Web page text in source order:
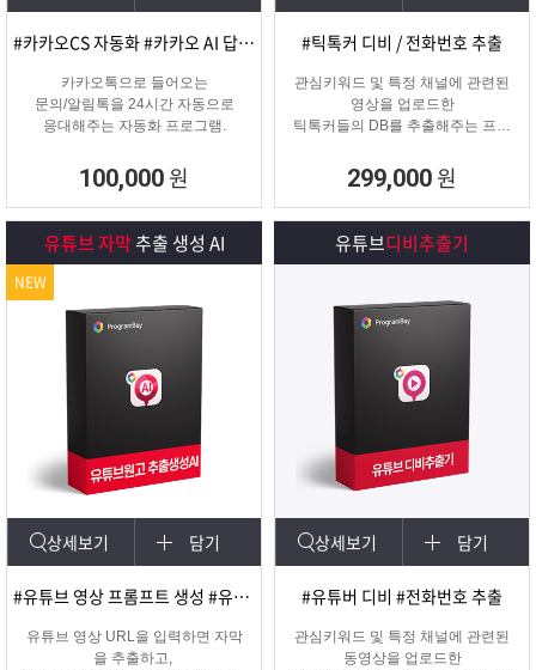
#카카오CS 자동화 #카카오 AI 답변 #카카오자동발송
카카오톡으로 들어오는
문의/알림톡을 24시간 자동으로
응대해주는 자동화 프로그램.
100,000 원
#틱톡커 디비 / 전화번호 추출
관심키워드 및 특정 채널에 관련된
영상을 업로드한
틱톡커들의 DB를 추출해주는 프로
299,000 원
유튜브 자막추출 생성 AI
상세보기 담기
#유튜브 영상 프롬프트 생성 #유튜브 영상제작
유튜브 영상 URL을 입력하면 자막
을 추출하고,
NEW
유튜브디비추출기
상세보기 담기
#유튜버 디비 #전화번호 추출
관심키워드 및 특정 채널에 관련된
동영상을 업로드한